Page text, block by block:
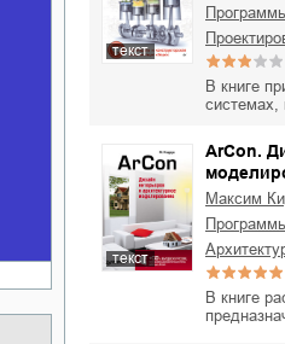
Забытая земля
о судьбе
Сергей Николаевич
текст
В книге
cистемах,
текст
ArCon.
Максим
В книге